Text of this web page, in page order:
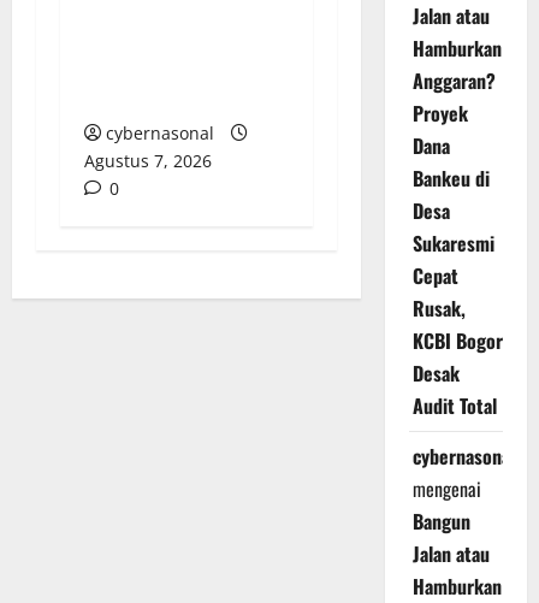
cybernasonal
Agustus 7, 2026
0
Jalan atau
Hamburkan
Anggaran?
Proyek
Dana
Bankeu di
Desa
Sukaresmi
Cepat
Rusak,
KCBI Bogor
Desak
Audit Total
cybernasonal
mengenai
Bangun
Jalan atau
Hamburkan